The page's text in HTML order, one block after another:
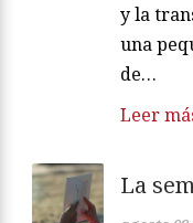
y la
una
de…
Leer
La